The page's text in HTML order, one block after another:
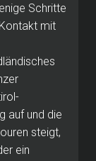
Schritte
mit
auf und die
steigt,
ein